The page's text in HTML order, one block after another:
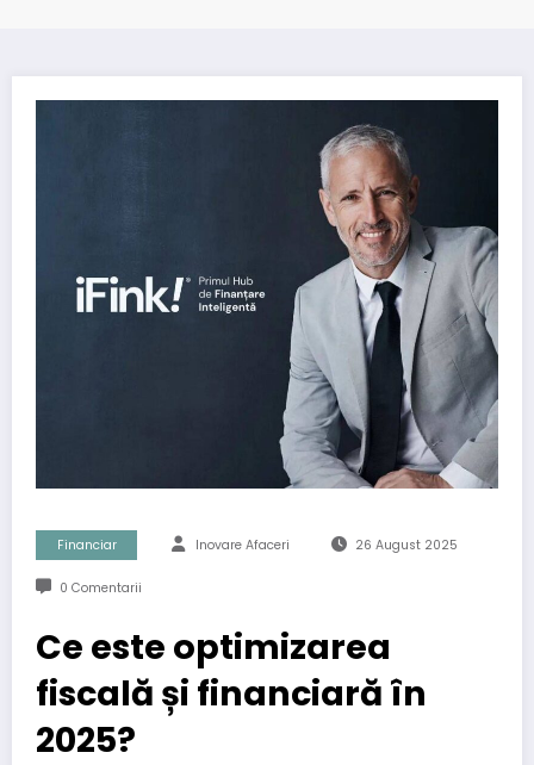
Financiar Inovare Afaceri 26 August 2025
0 Comentarii
Ce este optimizarea
fiscală și financiară în
2025?